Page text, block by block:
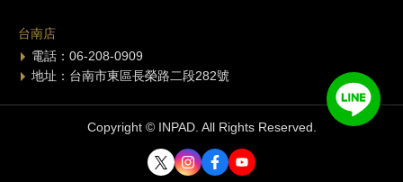
台南店
電話：06-208-0909
地址：台南市東區長榮路二段282號
Copyright © INPAD. All Rights Reserved.